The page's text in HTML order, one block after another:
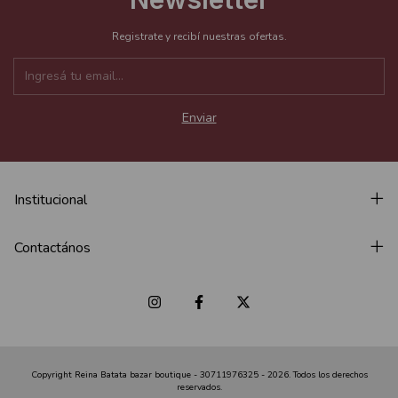
Registrate y recibí nuestras ofertas.
Institucional
Contactános
Copyright Reina Batata bazar boutique - 30711976325 - 2026. Todos los derechos
reservados.